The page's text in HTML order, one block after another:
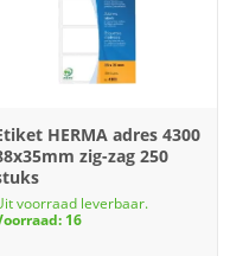
HERMA adres 4300
zig-zag 250
voorraad leverbaar.
16